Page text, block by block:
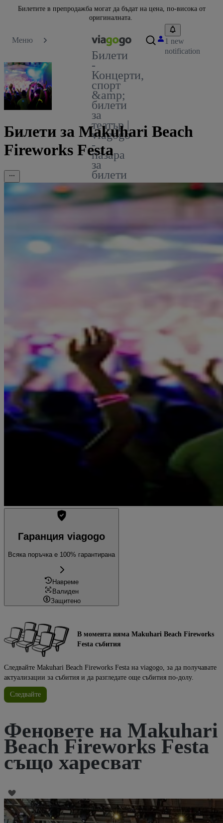
Билетите в препродажба могат да бъдат на цена, по-висока от
оригиналната.
Меню
Билети
-
Концерти,
спорт
&amp;
билети
за
театър |
viagogo
-
пазара
за
билети
1 new
notification
Билети за Makuhari Beach
Fireworks Festa
Гаранция viagogo
Всяка поръчка е 100% гарантирана
Навреме
Валиден
Защитено
В момента няма Makuhari Beach Fireworks
Festa събития
Следвайте Makuhari Beach Fireworks Festa на viagogo, за да получавате
актуализации за събития и да разгледате още събития по-долу.
Следвайте
Феновете на Makuhari
Beach Fireworks Festa
също харесват